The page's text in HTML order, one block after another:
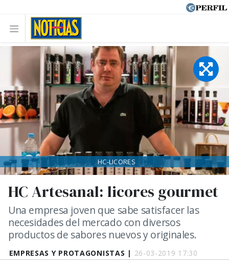
EMPRESAS Y PROTAGONISTAS | 26-03-2019 17:30
HC Artesanal: licores gourmet
Una empresa joven que sabe satisfacer las
necesidades del mercado con diversos
productos de sabores nuevos y originales.
HC-LICORES